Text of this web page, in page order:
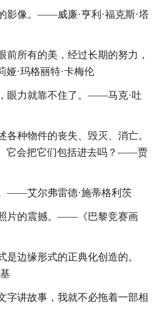
影像。——威廉·亨利·福克斯·塔
前所有的美，经过长期的努力，
·玛格丽特·卡梅伦
眼力就靠不住了。——马克·吐
各种物件的丧失、毁灭、消亡。
它会把它们包括进去吗？——贾
——艾尔弗雷德·施蒂格利茨
片的震撼。——《巴黎竞赛画
是边缘形式的正典化创造的。
字讲故事，我就不必拖着一部相